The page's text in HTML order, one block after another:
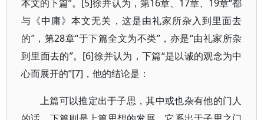
本文的下篇”。[5]徐并认为，第16章、17章、19章“都
与《中庸》本文无关，这是由礼家所杂入到里面去
的”，第28章“于下篇全文为不类”，亦是“由礼家所杂
到里面去的”。[6]徐并认为，下篇“是以诚的观念为中
心而展开的”[7]，他的结论是：
上篇可以推定出于子思，其中或也杂有他的门人